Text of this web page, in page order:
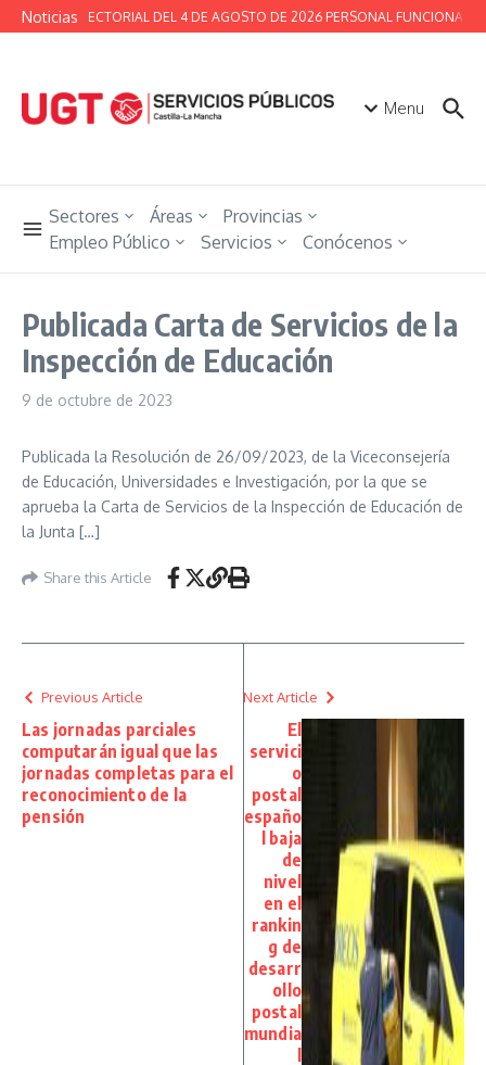
Saltar al contenido
Noticias
MESA SECTORIAL DEL 4 DE AGOSTO DE 2026 PERSONAL FUNCIONARIO
Menu
Sectores Áreas
Provincias
Empleo Público
Servicios Conócenos
Publicada Carta de Servicios de la
Inspección de Educación
9 de octubre de 2023
Publicada la Resolución de 26/09/2023, de la Viceconsejería
de Educación, Universidades e Investigación, por la que se
aprueba la Carta de Servicios de la Inspección de Educación de
la Junta […]
Share this Article
Previous Article
Las jornadas parciales
computarán igual que las
jornadas completas para el
reconocimiento de la
pensión
Next Article
El
servici
o
postal
españo
l baja
de
nivel
en el
rankin
g de
desarr
ollo
postal
mundia